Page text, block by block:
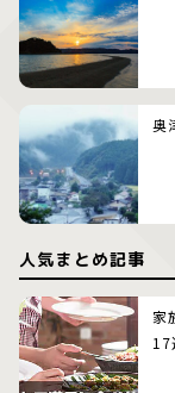
奥
人気まとめ記事
家
17